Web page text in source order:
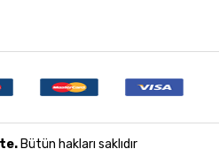
Bütün hakları saklıdır